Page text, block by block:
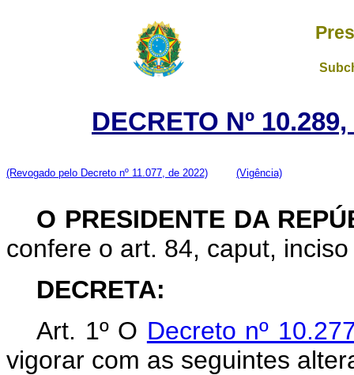
DECRETO Nº
(Revogado pelo Decreto nº 11.077, de 2022) (Vigência)
O PRESIDENTE DA
confere o art. 84, caput,
DECRETA:
Art. 1º O Decreto nº
vigorar com as seguintes